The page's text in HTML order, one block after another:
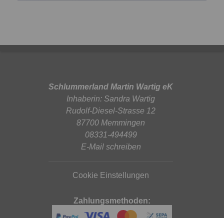
Schlummerland Martin Wartig eK
Inhaberin: Sandra Wartig
Rudolf-Diesel-Strasse 12
87700 Memmingen
08331-494499
E-Mail schreiben
Cookie Einstellungen
Zahlungsmethoden: